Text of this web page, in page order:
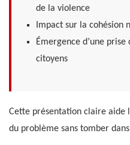
de la violence
Impact sur la cohésion
Émergence d’une prise
citoyens
Cette présentation claire aide
du problème sans tomber